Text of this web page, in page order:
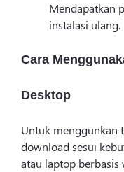
Mendapatkan
instalasi ulang.
Cara
Desktop
Untuk menggunkan
download sesui
atau laptop